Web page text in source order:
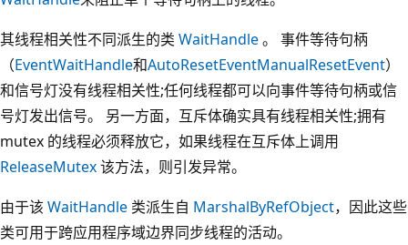
其线程相关性不同派生的类 WaitHandle。 事件等待句柄
（EventWaitHandle和AutoResetEventManualResetEvent）
和信号灯没有线程相关性;任何线程都可以向事件等待句柄或信
号灯发出信号。 另一方面，互斥体确实具有线程相关性;拥有
mutex 的线程必须释放它，如果线程在互斥体上调用
ReleaseMutex该方法，则引发异常。
由于该 WaitHandle 类派生自 MarshalByRefObject，因此这些
类可用于跨应用程序域边界同步线程的活动。